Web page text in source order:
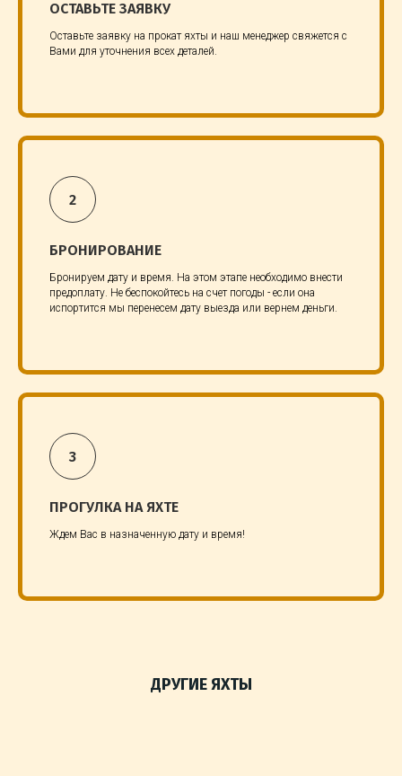
ОСТАВЬТЕ ЗАЯВКУ
Оставьте заявку на прокат яхты и наш менеджер свяжется с
Вами для уточнения всех деталей.
БРОНИРОВАНИЕ
Бронируем дату и время. На этом этапе необходимо внести
предоплату. Не беспокойтесь на счет погоды - если она
испортится мы перенесем дату выезда или вернем деньги.
ПРОГУЛКА НА ЯХТЕ
Ждем Вас в назначенную дату и время!
ДРУГИЕ ЯХТЫ